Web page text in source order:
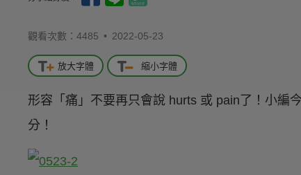
觀看次數：4485 • 2022-05-23
放大字體 縮小字體
形容「痛」不要再只會說 hurts 或 pain了！小編
分！